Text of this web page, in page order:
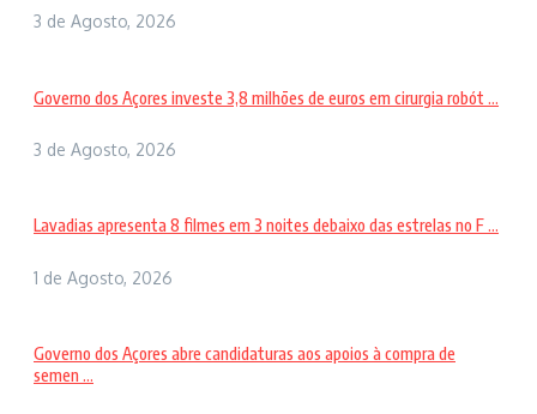
3 de Agosto, 2026
Governo dos Açores investe 3,8 milhões de euros em cirurgia robót ...
3 de Agosto, 2026
Lavadias apresenta 8 filmes em 3 noites debaixo das estrelas no F ...
1 de Agosto, 2026
Governo dos Açores abre candidaturas aos apoios à compra de
semen ...